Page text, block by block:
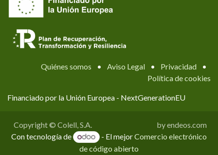
Quiénes somos • Aviso Legal • Privacidad
•
Política de cookies
Financiado por la Unión Europea - NextGenerationEU
Copyright © Colell, S.A.
by endeos.com
Con tecnología de
- El mejorComercio electrónico
de código abierto